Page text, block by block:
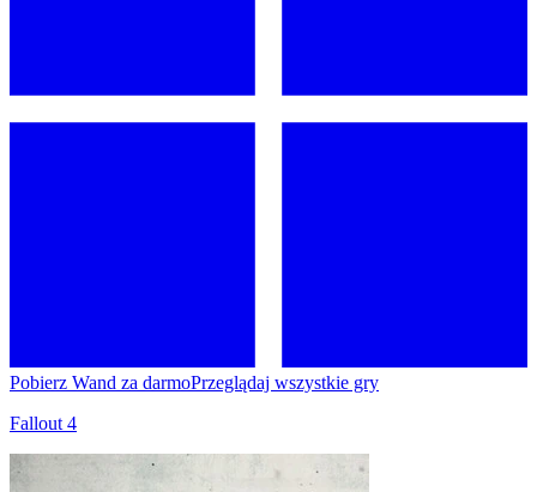
Pobierz Wand za darmoPrzeglądaj wszystkie gry
Fallout 4